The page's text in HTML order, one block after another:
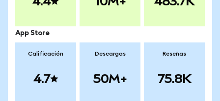
App Store
Calificación
4.7
Descargas
50M+
Reseñas
75.8K